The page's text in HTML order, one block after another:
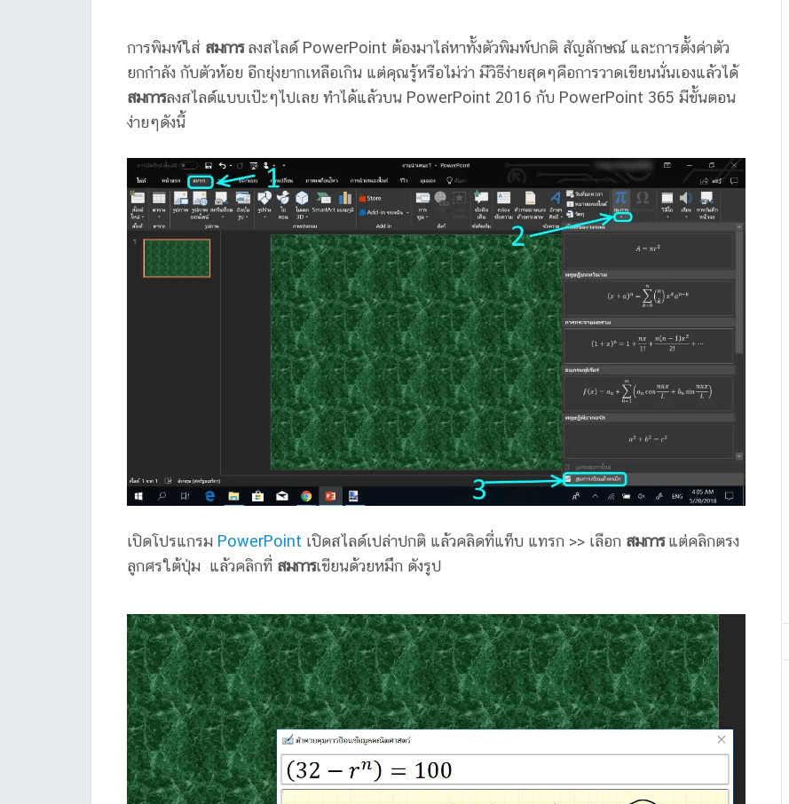
การพิมพ์ใส่ สมการลงสไลด์ PowerPoint ต้องมาไล่หาทั้งตัวพิมพ์ปกติ สัญลักษณ์ และการตั้งค่าตัว
ยกกำลัง กับตัวห้อย อีกยุ่งยากเหลือเกิน แต่คุณรู้หรือไม่ว่า มีวิธีง่ายสุดๆคือการวาดเขียนนั่นเองแล้วได้
สมการลงสไลด์แบบเป๊ะๆไปเลย ทำได้แล้วบน PowerPoint 2016 กับ PowerPoint 365 มีขั้นตอน
ง่ายๆดังนี้
เปิดโปรแกรม PowerPoint เปิดสไลด์เปล่าปกติ แล้วคลิดที่แท็บ แทรก >> เลือก สมการแต่คลิกตรง
ลูกศรใต้ปุ่ม แล้วคลิกที่ สมการเขียนด้วยหมึก ดังรูป